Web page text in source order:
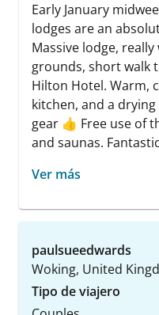
Early January
lodges are an
Massive lodge,
grounds, short walk
Hilton Hotel. Warm,
kitchen, and a
gear 👍 Free use of
and saunas.
Ver más
paulsueedwards
Woking, United
Tipo de viajero